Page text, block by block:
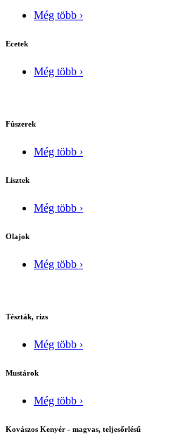
Még több ›
Ecetek
Még több ›
Fûszerek
Még több ›
Lisztek
Még több ›
Olajok
Még több ›
Tészták, rizs
Még több ›
Mustárok
Még több ›
Kovászos Kenyér - magvas, teljesőrlésű